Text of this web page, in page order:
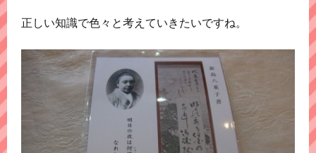
正しい知識で色々と考えていきたいですね。